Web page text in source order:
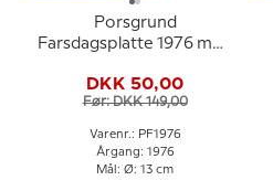
Porsgrund
Farsdagsplatte 1976 med
porcelæn
DKK 50,00
Før: DKK 149,00
Varenr.: PF1976
Årgang: 1976
Mål: Ø: 13 cm